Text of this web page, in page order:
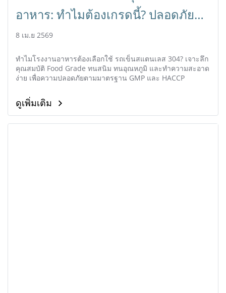
อาหาร: ทำไมต้องเกรดนี้? ปลอดภัย
ได้มาตรฐาน
8 เม.ย 2569
ทำไมโรงงานอาหารต้องเลือกใช้ รถเข็นสแตนเลส 304? เจาะลึก
คุณสมบัติ Food Grade ทนสนิม ทนอุณหภูมิ และทำความสะอาด
ง่าย เพื่อความปลอดภัยตามมาตรฐาน GMP และ HACCP
ดูเพิ่มเติม